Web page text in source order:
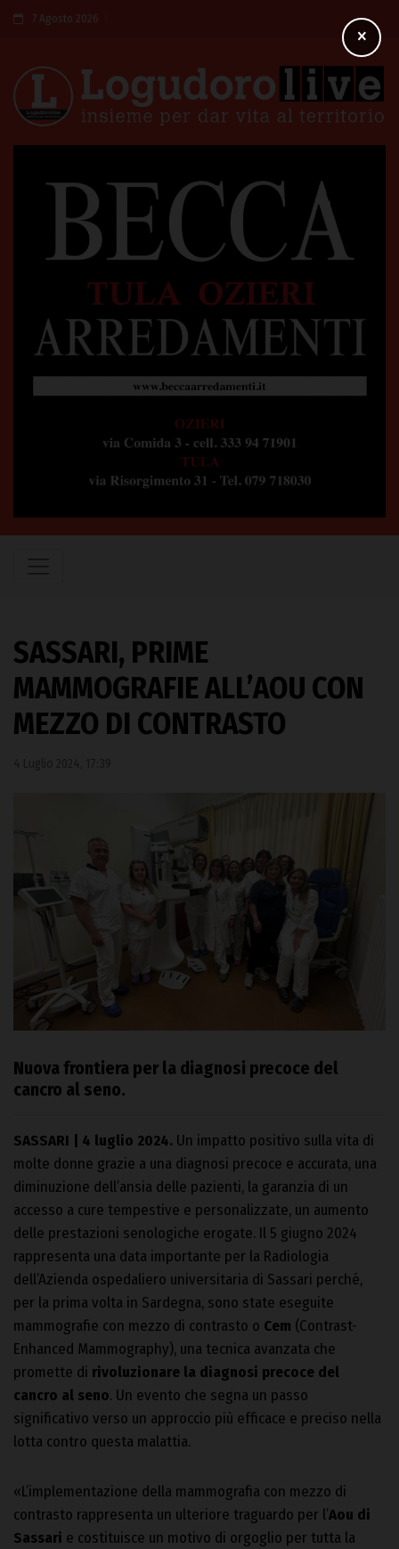
7 Agosto 2026
SASSARI, PRIME
MAMMOGRAFIE ALL’AOU CON
MEZZO DI CONTRASTO
Nuova frontiera per la diagnosi precoce del
cancro al seno.
SASSARI | 4 luglio 2024. Un impatto positivo sulla vita di
molte donne grazie a una diagnosi precoce e accurata, una
diminuzione dell’ansia delle pazienti, la garanzia di un
accesso a cure tempestive e personalizzate, un aumento
delle prestazioni senologiche erogate. Il 5 giugno 2024
rappresenta una data importante per la Radiologia
dell’Azienda ospedaliero universitaria di Sassari perché,
per la prima volta in Sardegna, sono state eseguite
mammografie con mezzo di contrasto o Cem (Contrast-
Enhanced Mammography), una tecnica avanzata che
promette di rivoluzionare la diagnosi precoce del
cancro al seno. Un evento che segna un passo
significativo verso un approccio più efficace e preciso nella
lotta contro questa malattia.
«L’implementazione della mammografia con mezzo di
contrasto rappresenta un ulteriore traguardo per l’Aou di
Sassari e costituisce un motivo di orgoglio per tutta la
×